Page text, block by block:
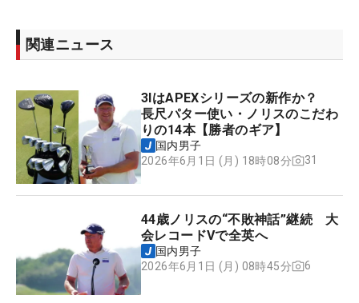
関連ニュース
3IはAPEXシリーズの新作か？
長尺パター使い・ノリスのこだわ
りの14本【勝者のギア】
国内男子
2026年6月1日 (月) 18時08分
31
44歳ノリスの“不敗神話”継続 大
会レコードVで全英へ
国内男子
2026年6月1日 (月) 08時45分
6